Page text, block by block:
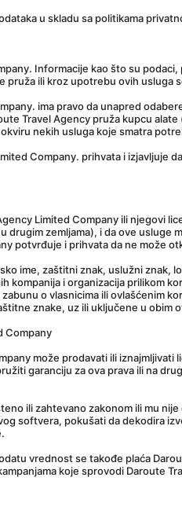
u skladu sa politikama
Informacije kao što su
ili kroz upotrebu ovih usluga
ima pravo da unapred
Travel Agency pruža kupcu
nekih usluga koje smatra
Company. prihvata i izjavljuje
Limited Company ili njegovi
drugim zemljama), i da ove
potvrđuje i prihvata da ne može
ime, zaštitni znak, uslužni
kompanija i organizacija prilikom
o vlasnicima ili ovlašćenim
znake, uz ili uključene u
Company
može prodavati ili
garanciju za ova prava ili na
ili zahtevano zakonom ili mu
softvera, pokušati da dekodira
vrednost se takođe plaća
koje sprovodi Daroute